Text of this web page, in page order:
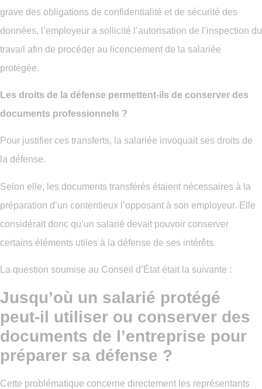
grave des obligations de confidentialité et de sécurité des
données, l’employeur a sollicité l’autorisation de l’inspection du
travail afin de procéder au licenciement de la salariée
protégée.
Les droits de la défense permettent-ils de conserver des
documents professionnels ?
Pour justifier ces transferts, la salariée invoquait ses droits de
la défense.
Selon elle, les documents transférés étaient nécessaires à la
préparation d’un contentieux l’opposant à son employeur. Elle
considérait donc qu’un salarié devait pouvoir conserver
certains éléments utiles à la défense de ses intérêts.
La question soumise au Conseil d’État était la suivante :
Jusqu’où un salarié protégé
peut-il utiliser ou conserver des
documents de l’entreprise pour
préparer sa défense ?
Cette problématique concerne directement les représentants